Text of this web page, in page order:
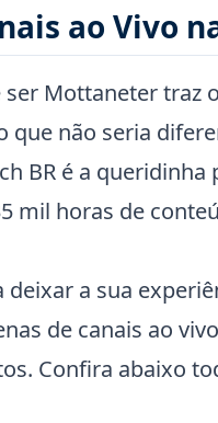
ao Vivo
ser Mottaneter traz
que não seria
BR é a
mil horas de
deixar a sua
de canais ao
Confira abaixo